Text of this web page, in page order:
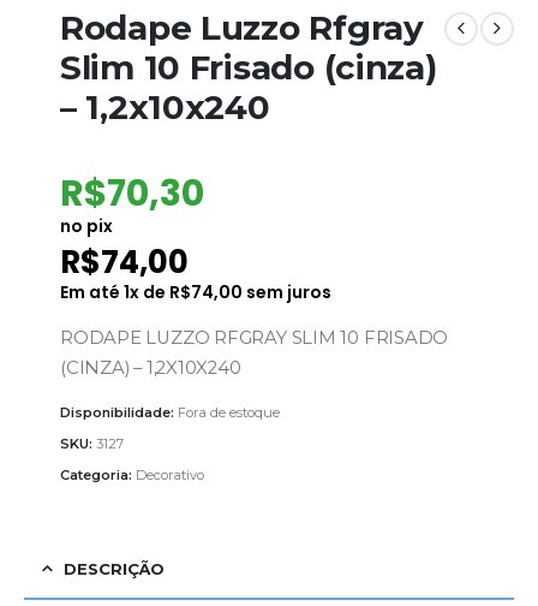
Rodape Luzzo Rfgray
Slim 10 Frisado (cinza)
– 1,2x10x240
R$70,30
no pix
R$74,00
Em até 1x de R$74,00 sem juros
RODAPE LUZZO RFGRAY SLIM 10 FRISADO
(CINZA) – 1,2X10X240
Disponibilidade: Fora de estoque
SKU: 3127
Categoria: Decorativo
DESCRIÇÃO